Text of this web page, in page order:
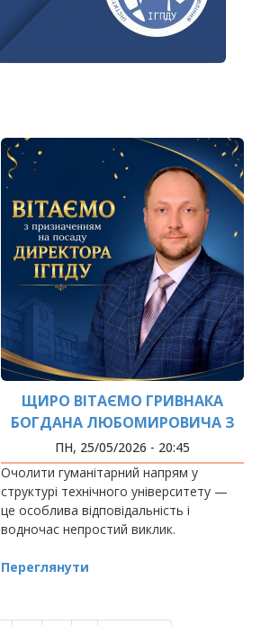
ЩИРО ВІТАЄМО ГРИВНАКА
БОГДАНА ЛЮБОМИРОВИЧА З
ПРИЗНАЧЕННЯМ НА ПОСАДУ
ДИРЕКТОРА ІНСТИТУТУ
ГУМАНІТАРНОЇ ПІДГОТОВКИ ТА
ДЕРЖАВНОГО УПРАВЛІННЯ
ІФНТУНГ!
ПН, 25/05/2026 - 20:45
Очолити гуманітарний напрям у
структурі технічного університету —
це особлива відповідальність і
водночас непростий виклик.
Переглянути